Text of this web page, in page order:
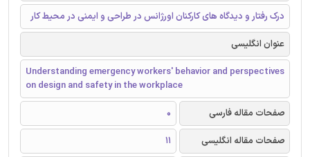
درک رفتار و دیدگاه های کارکنان اورژانس در طراحی و ایمنی در محیط کار
عنوان انگلیسی
Understanding emergency workers' behavior and perspectives
on design and safety in the workplace
صفحات مقاله فارسی
0
صفحات مقاله انگلیسی
11